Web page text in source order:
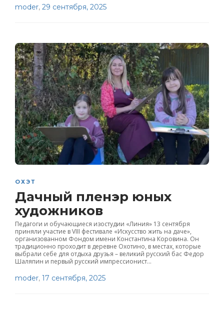
moder, 29 сентября, 2025
ОХЭТ
Дачный пленэр юных
художников
Педагоги и обучающиеся изостудии «Линия» 13 сентября
приняли участие в VIII фестивале «Искусство жить на даче»,
организованном Фондом имени Константина Коровина. Он
традиционно проходит в деревне Охотино, в местах, которые
выбрали себе для отдыха друзья – великий русский бас Федор
Шаляпин и первый русский импрессионист...
moder, 17 сентября, 2025